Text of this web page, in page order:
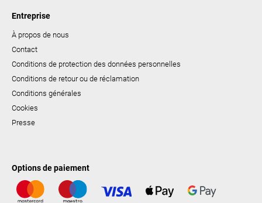
Entreprise
À propos de nous
Contact
Conditions de protection des données personnelles
Conditions de retour ou de réclamation
Conditions générales
Cookies
Presse
Options de paiement